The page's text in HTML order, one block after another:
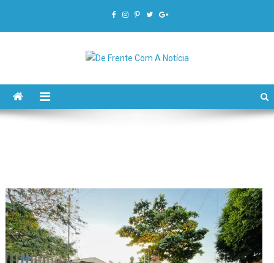
De Frente Com A Notícia